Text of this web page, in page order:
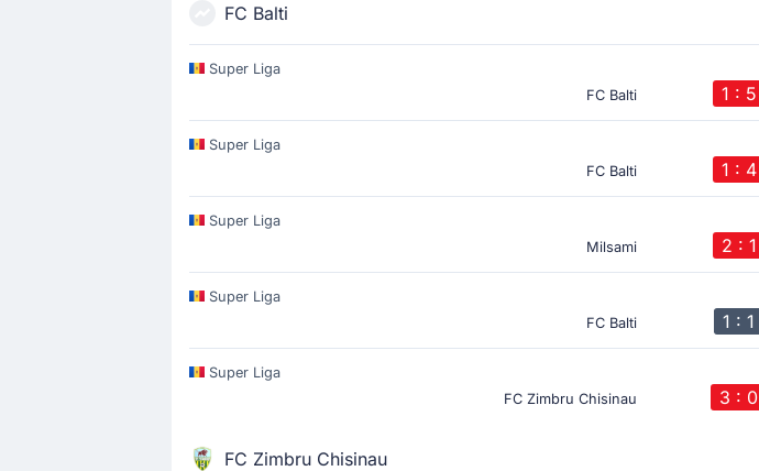
FC Balti
Super Liga
FC Balti
1 : 5
Super Liga
FC Balti
1 : 4
Super Liga
Milsami
2 : 1
Super Liga
FC Balti
1 : 1
Super Liga
FC Zimbru Chisinau
3 : 0
FC Zimbru Chisinau